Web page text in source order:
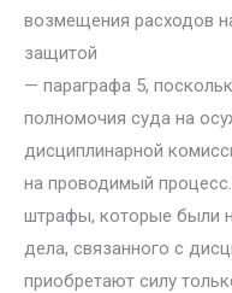
возмещения расходов
защитой
— параграфа 5,
полномочия суда на
дисциплинарной
на проводимый
штрафы, которые были
дела, связанного с
приобретают силу